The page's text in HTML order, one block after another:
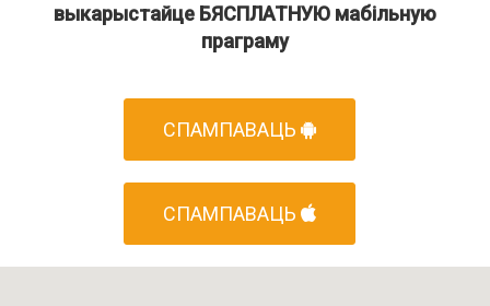
выкарыстайце БЯСПЛАТНУЮ мабільную
праграму
СПАМПАВАЦЬ
СПАМПАВАЦЬ